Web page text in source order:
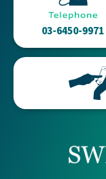
03-6450-9971